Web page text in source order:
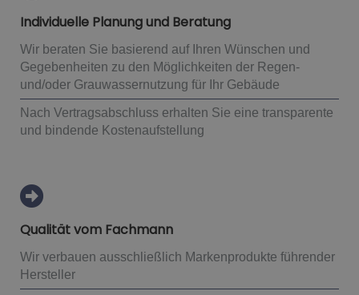
Individuelle Planung und Beratung
Wir beraten Sie basierend auf Ihren Wünschen und
Gegebenheiten zu den Möglichkeiten der Regen-
und/oder Grauwassernutzung für Ihr Gebäude
Nach Vertragsabschluss erhalten Sie eine transparente
und bindende Kostenaufstellung
Qualität vom Fachmann
Wir verbauen ausschließlich Markenprodukte führender
Hersteller